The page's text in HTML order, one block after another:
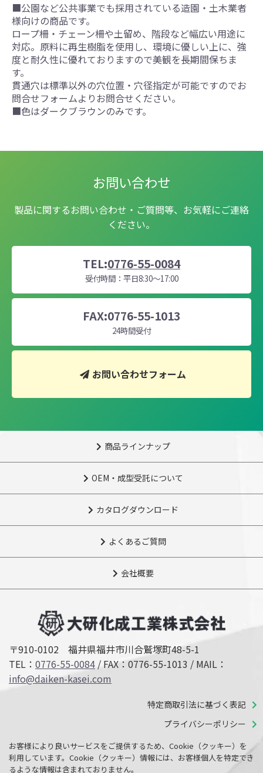
■公園など公共事業でも採用されている造園・土木業者
様向けの商品です。
ロープ柵・チェーン柵や土留め、階段など幅広い用途に
対応。原料に再生樹脂を使用し、環境に優しい上に、強
度と耐久性に優れておりますので美観を長期間保ちま
す。
貫通穴は標準以外の穴位置・穴径指定が可能ですのでお
問合せフォームよりお問合せください。
■色はダークブラウンのみです。
お問い合わせ
製品に関するお問い合わせ・ご質問等、お気軽にご連絡
ください。
TEL:0776-55-0084
受付時間：平日8:30～17:00
FAX:0776-55-1013
24時間受付
お問い合わせフォーム
商品ラインナップ
OEM・成型受託について
カタログダウンロード
よくあるご質問
会社概要
〒910-0102 福井県福井市川合鷲塚町48-5-1
TEL： 0776-55-0084 / FAX：0776-55-1013 / MAIL：
info@daiken-kasei.com
特定商取引法に基づく表記
プライバシーポリシー
お客様により良いサービスをご提供するため、Cookie（クッキー）を
利用しています。Cookie（クッキー）情報には、お客様個人を特定でき
るような情報は含まれておりません。